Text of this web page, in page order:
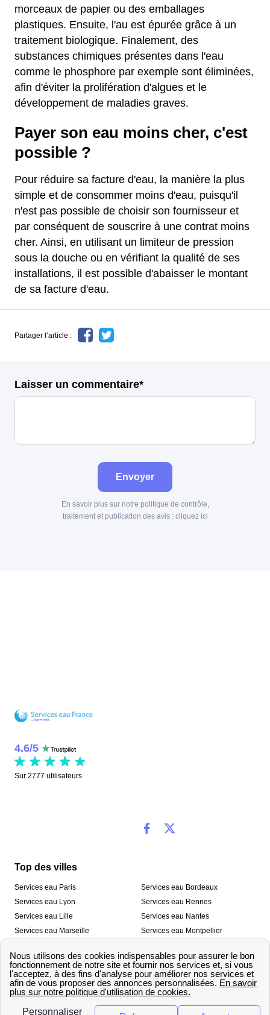
morceaux de papier ou des emballages
plastiques. Ensuite, l'au est épurée grâce à un
traitement biologique. Finalement, des
substances chimiques présentes dans l'eau
comme le phosphore par exemple sont éliminées,
afin d'éviter la prolifération d'algues et le
développement de maladies graves.
Payer son eau moins cher, c'est
possible ?
Pour réduire sa facture d'eau, la manière la plus
simple et de consommer moins d'eau, puisqu'il
n'est pas possible de choisir son fournisseur et
par conséquent de souscrire à une contrat moins
cher. Ainsi, en utilisant un limiteur de pression
sous la douche ou en vérifiant la qualité de ses
installations, il est possible d'abaisser le montant
de sa facture d'eau.
Partager l’article :
Laisser un commentaire*
Envoyer
En savoir plus sur notre politique de contrôle,
traitement et publication des avis : cliquez ici
4.6/5
Sur 2777 utilisateurs
Top des villes
Services eau Paris
Services eau Lyon
Services eau Lille
Services eau Marseille
Services eau Toulon
Services eau Bordeaux
Services eau Rennes
Services eau Nantes
Services eau Montpellier
Services eau Strasbourg
Nos outils
🛁 Simulateur consommation eau 💧 Comparer les fournisseurs